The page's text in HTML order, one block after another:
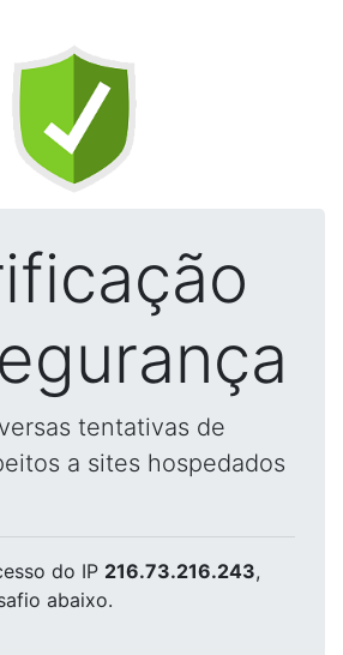
tentativas de
a sites hospedados
do IP 216.73.216.243,
abaixo.